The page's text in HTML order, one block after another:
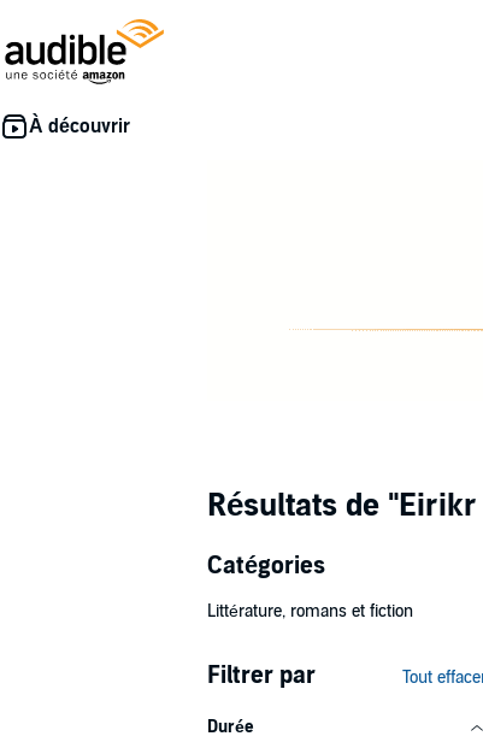
Résultats de "Eirikr
Catégories
Littérature, romans et fiction
Filtrer par Tout
Durée